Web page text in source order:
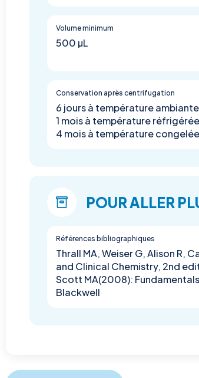
Volume minimum
500 µL
Conservation après centrifugation
6 jours à température ambiante
1 mois à température
4 mois à température congelée
POUR ALLER
Références bibliographiques
Thrall MA, Weiser G, Alison R,
and Clinical Chemistry, 2nd
Scott MA(2008):
Blackwell